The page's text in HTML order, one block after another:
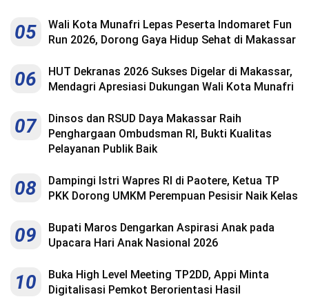
05
Wali Kota Munafri Lepas Peserta Indomaret Fun
Run 2026, Dorong Gaya Hidup Sehat di Makassar
06
HUT Dekranas 2026 Sukses Digelar di Makassar,
Mendagri Apresiasi Dukungan Wali Kota Munafri
07
Dinsos dan RSUD Daya Makassar Raih
Penghargaan Ombudsman RI, Bukti Kualitas
Pelayanan Publik Baik
08
Dampingi Istri Wapres RI di Paotere, Ketua TP
PKK Dorong UMKM Perempuan Pesisir Naik Kelas
09
Bupati Maros Dengarkan Aspirasi Anak pada
Upacara Hari Anak Nasional 2026
10
Buka High Level Meeting TP2DD, Appi Minta
Digitalisasi Pemkot Berorientasi Hasil